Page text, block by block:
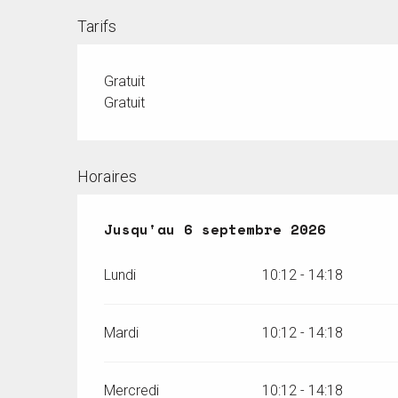
Tarifs
Gratuit
Gratuit
Horaires
Du27 juin 2026au6 septembre
Jusqu'au 6 septembre 2026
Lundi 10:12 - 14:18
Mardi 10:12 - 14:18
Mercredi 10:12 - 14:18